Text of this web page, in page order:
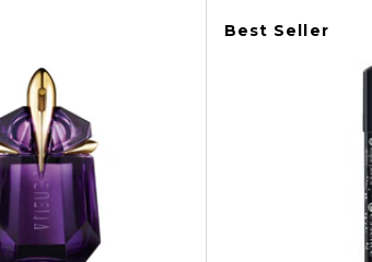
Best Seller